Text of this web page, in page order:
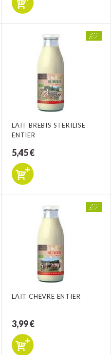
LAIT BREBIS STERILISE
ENTIER
5,45 €
LAIT CHEVRE ENTIER
3,99 €